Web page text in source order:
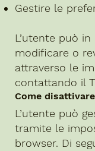
Gestire le
L’utente può
modificare o
attraverso le
contattando il
Come
L’utente può
tramite le
browser. Di